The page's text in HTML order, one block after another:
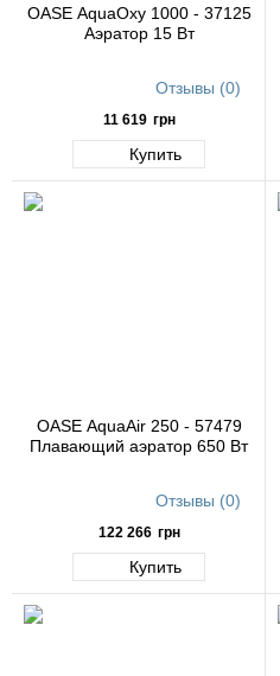
OASE AquaOxy 1000 - 37125
Аэратор 15 Вт
Отзывы (0)
11 619 грн
Купить
OASE AquaAir 250 - 57479
Плавающий аэратор 650 Вт
Отзывы (0)
122 266 грн
Купить